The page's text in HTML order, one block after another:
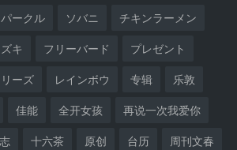
ークル ソバニ チキンラーメン
キ フリーバード プレゼント
ーズ レインボウ 专辑 乐敦
佳能 全开女孩 再说一次我爱你
十六茶 原创 台历 周刊文春